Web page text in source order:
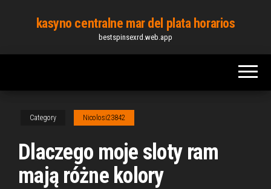
content
kasyno centralne mar del plata horarios
bestspinsexrd.web.app
Category Nicolosi23842
Dlaczego moje sloty ram
mają różne kolory